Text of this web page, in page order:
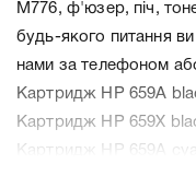
M776, ф'юзер, піч,
будь-якого питання
нами за телефоном
Картридж HP 659A
Картридж HP 659X
Картридж HP 659A